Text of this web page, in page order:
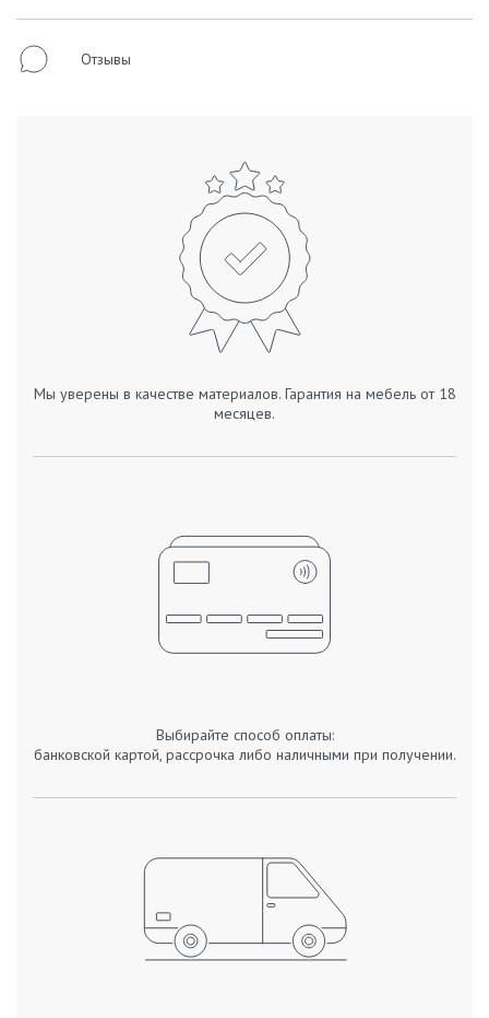
Отзывы
Мы уверены в качестве материалов. Гарантия на мебель от 18
месяцев.
Выбирайте способ оплаты:
банковской картой, рассрочка либо наличными при получении.